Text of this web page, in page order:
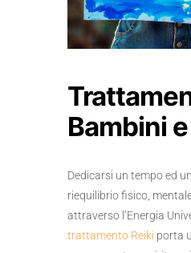
Bambini
Dedicarsi un tempo ed
riequilibrio fisico,
attraverso l’Energia
trattamento Reiki porta